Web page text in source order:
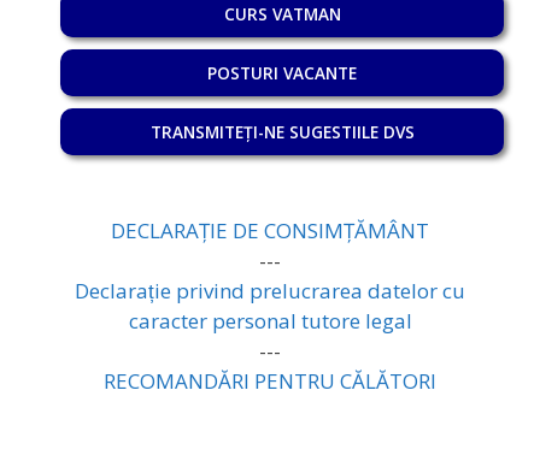
CURS VATMAN
POSTURI VACANTE
TRANSMITEȚI-NE SUGESTIILE DVS
DECLARAȚIE DE CONSIMȚĂMÂNT
---
Declarație privind prelucrarea datelor cu
caracter personal tutore legal
---
RECOMANDĂRI PENTRU CĂLĂTORI